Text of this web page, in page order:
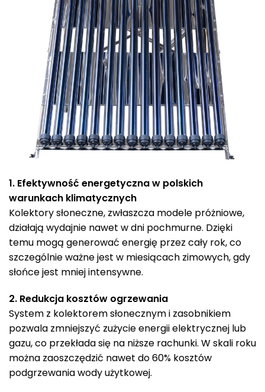
1. Efektywność energetyczna w polskich
warunkach klimatycznych
Kolektory słoneczne, zwłaszcza modele próżniowe,
działają wydajnie nawet w dni pochmurne. Dzięki
temu mogą generować energię przez cały rok, co
szczególnie ważne jest w miesiącach zimowych, gdy
słońce jest mniej intensywne.
2. Redukcja kosztów ogrzewania
System z kolektorem słonecznym i zasobnikiem
pozwala zmniejszyć zużycie energii elektrycznej lub
gazu, co przekłada się na niższe rachunki. W skali roku
można zaoszczędzić nawet do 60% kosztów
podgrzewania wody użytkowej.